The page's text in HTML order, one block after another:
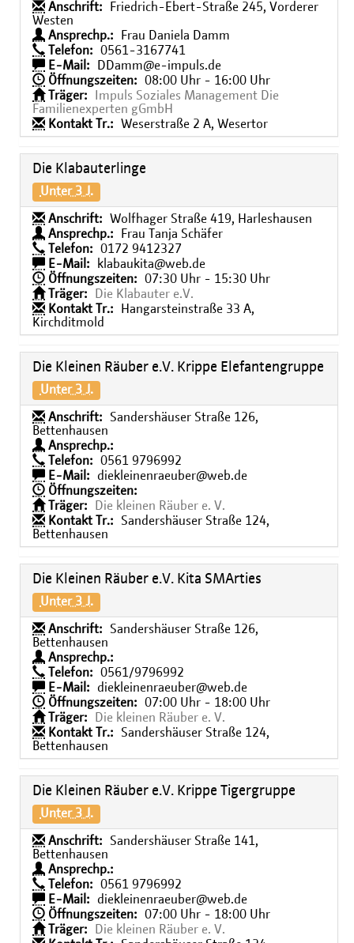
Anschrift:
Friedrich-Ebert-Straße 245, Vorderer
Westen
Ansprechp.:
Frau Daniela Damm
Telefon:
0561-3167741
E-Mail:
DDamm@e-impuls.de
Öffnungszeiten:
08:00 Uhr - 16:00 Uhr
Träger:
Impuls Soziales Management Die
Familienexperten gGmbH
Kontakt Tr.:
Weserstraße 2 A, Wesertor
Die Klabauterlinge
Unter 3 J.
Anschrift:
Wolfhager Straße 419, Harleshausen
Ansprechp.:
Frau Tanja Schäfer
Telefon:
0172 9412327
E-Mail:
klabaukita@web.de
Öffnungszeiten:
07:30 Uhr - 15:30 Uhr
Träger:
Die Klabauter e.V.
Kontakt Tr.:
Hangarsteinstraße 33 A,
Kirchditmold
Die Kleinen Räuber e.V. Krippe Elefantengruppe
Unter 3 J.
Anschrift:
Sandershäuser Straße 126,
Bettenhausen
Ansprechp.:
Telefon:
0561 9796992
E-Mail:
diekleinenraeuber@web.de
Öffnungszeiten:
Träger:
Die kleinen Räuber e. V.
Kontakt Tr.:
Sandershäuser Straße 124,
Bettenhausen
Die Kleinen Räuber e.V. Kita SMArties
Unter 3 J.
Anschrift:
Sandershäuser Straße 126,
Bettenhausen
Ansprechp.:
Telefon:
0561/9796992
E-Mail:
diekleinenraeuber@web.de
Öffnungszeiten:
07:00 Uhr - 18:00 Uhr
Träger:
Die kleinen Räuber e. V.
Kontakt Tr.:
Sandershäuser Straße 124,
Bettenhausen
Die Kleinen Räuber e.V. Krippe Tigergruppe
Unter 3 J.
Anschrift:
Sandershäuser Straße 141,
Bettenhausen
Ansprechp.:
Telefon:
0561 9796992
E-Mail:
diekleinenraeuber@web.de
Öffnungszeiten:
07:00 Uhr - 18:00 Uhr
Träger:
Die kleinen Räuber e. V.